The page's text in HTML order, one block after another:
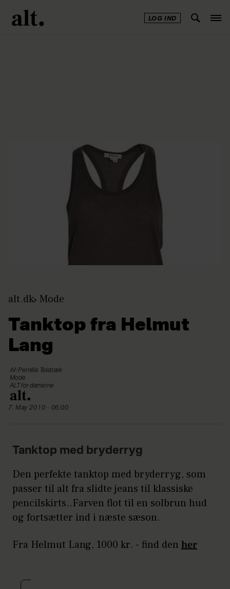
LOG IND
alt.dk Mode
Tanktop fra Helmut
Lang
Af: Pernille Teisbæk
Mode
ALT for damerne
7. May 2010 - 06:00
Tanktop med bryderryg
Den perfekte tanktop med bryderryg, som
passer til alt fra slidte jeans til klassiske
pencilskirts..Farven flot til en solbrun hud
og fortsætter ind i næste sæson.
Fra Helmut Lang, 1000 kr. - find den her